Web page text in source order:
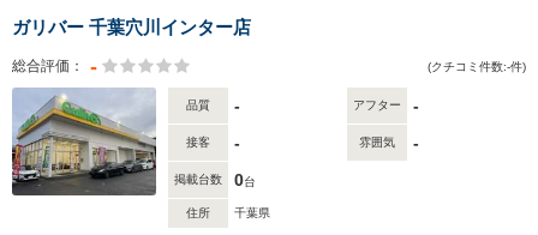
ガリバー 千葉穴川インター店
総合評価： - (クチコミ件数:-件)
品質 - アフター -
接客 - 雰囲気 -
掲載台数 0台
住所 千葉県